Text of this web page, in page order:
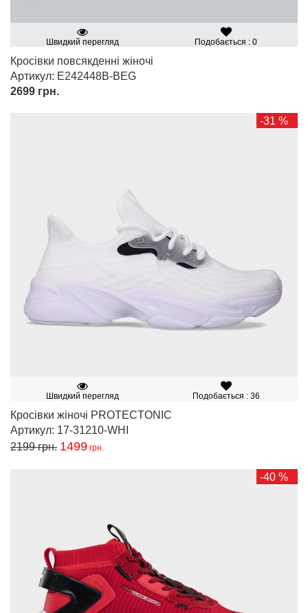
Швидкий перегляд Подобається : 0
Кросівки повсякденні жіночі
Артикул: E242448B-BEG
2699 грн.
-31 %
Швидкий перегляд Подобається : 36
Кросівки жіночі PROTECTONIC
Артикул: 17-31210-WHI
2199грн. 1499 грн.
-40 %